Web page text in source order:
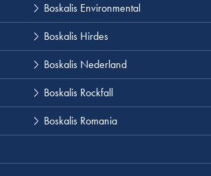
Boskalis Environmental
Boskalis Hirdes
Boskalis Nederland
Boskalis Rockfall
Boskalis Romania